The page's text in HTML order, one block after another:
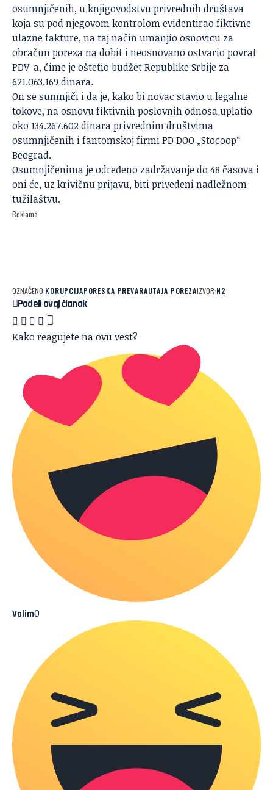
osumnjičenih, u knjigovodstvu privrednih društava
koja su pod njegovom kontrolom evidentirao fiktivne
ulazne fakture, na taj način umanjio osnovicu za
obračun poreza na dobit i neosnovano ostvario povrat
PDV-a, čime je oštetio budžet Republike Srbije za
621.063.169 dinara.
On se sumnjiči i da je, kako bi novac stavio u legalne
tokove, na osnovu fiktivnih poslovnih odnosa uplatio
oko 134.267.602 dinara privrednim društvima
osumnjičenih i fantomskoj firmi PD DOO „Stocoop“
Beograd.
Osumnjičenima je određeno zadržavanje do 48 časova i
oni će, uz krivičnu prijavu, biti privedeni nadležnom
tužilaštvu.
Reklama
OZNAČENO:KORUPCIJAPORESKA PREVARAUTAJA POREZAIZVOR:N2
Podeli ovaj članak
Kako reagujete na ovu vest?
Volim0